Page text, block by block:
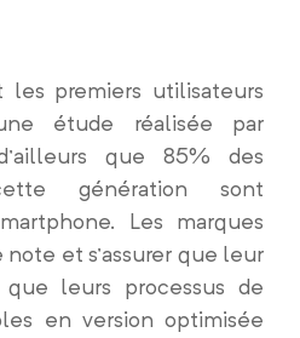
les premiers utilisateurs
étude réalisée par
que 85% des
génération sont
Les marques
et s’assurer que leur
leurs processus de
en version optimisée